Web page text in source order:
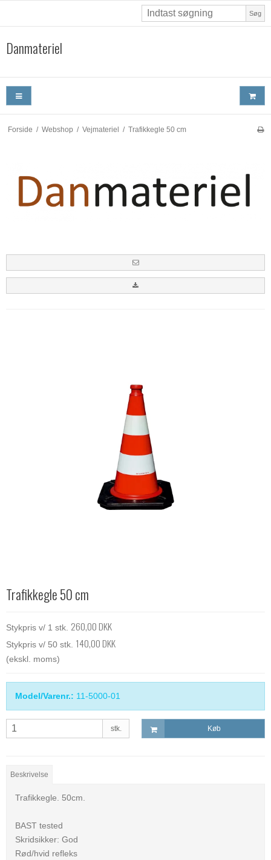
Søg
Danmateriel
Forside / Webshop / Vejmateriel / Trafikkegle 50 cm
Trafikkegle 50 cm
Stykpris v/ 1 stk. 260,00 DKK
Stykpris v/ 50 stk. 140,00 DKK
(ekskl. moms)
Model/Varenr.: 11-5000-01
stk. Køb
Beskrivelse
Trafikkegle. 50cm.
BAST tested
Skridsikker: God
Rød/hvid refleks